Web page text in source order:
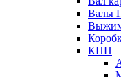
Валы
КПП